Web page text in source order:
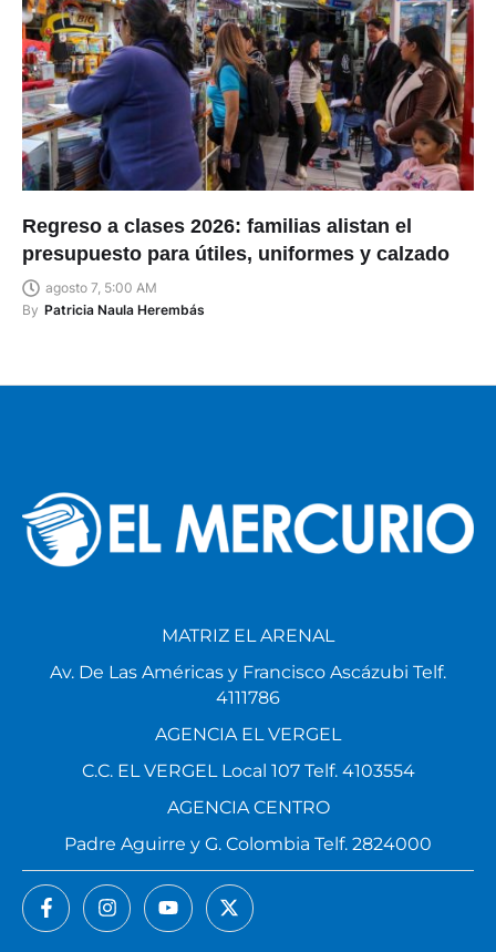
Regreso a clases 2026: familias alistan el
presupuesto para útiles, uniformes y calzado
agosto 7, 5:00 AM
By Patricia Naula Herembás
MATRIZ EL ARENAL
Av. De Las Américas y Francisco Ascázubi Telf.
4111786
AGENCIA EL VERGEL
C.C. EL VERGEL Local 107 Telf. 4103554
AGENCIA CENTRO
Padre Aguirre y G. Colombia Telf. 2824000